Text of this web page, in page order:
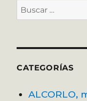
Buscar
por:
CATEGORÍAS
ALCORLO,